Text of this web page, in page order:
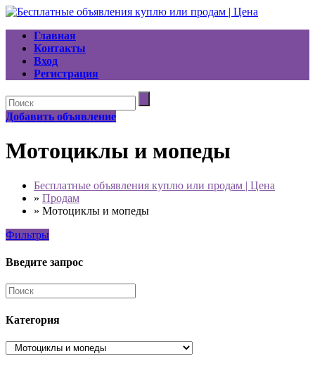
Главная
Контакты
Вход
Регистрация
Добавить объявление
Мотоциклы и мопеды
Бесплатные объявления куплю или продам | Цена
» Продам
» Мотоциклы и мопеды
Фильтры
Введите запрос
Категория